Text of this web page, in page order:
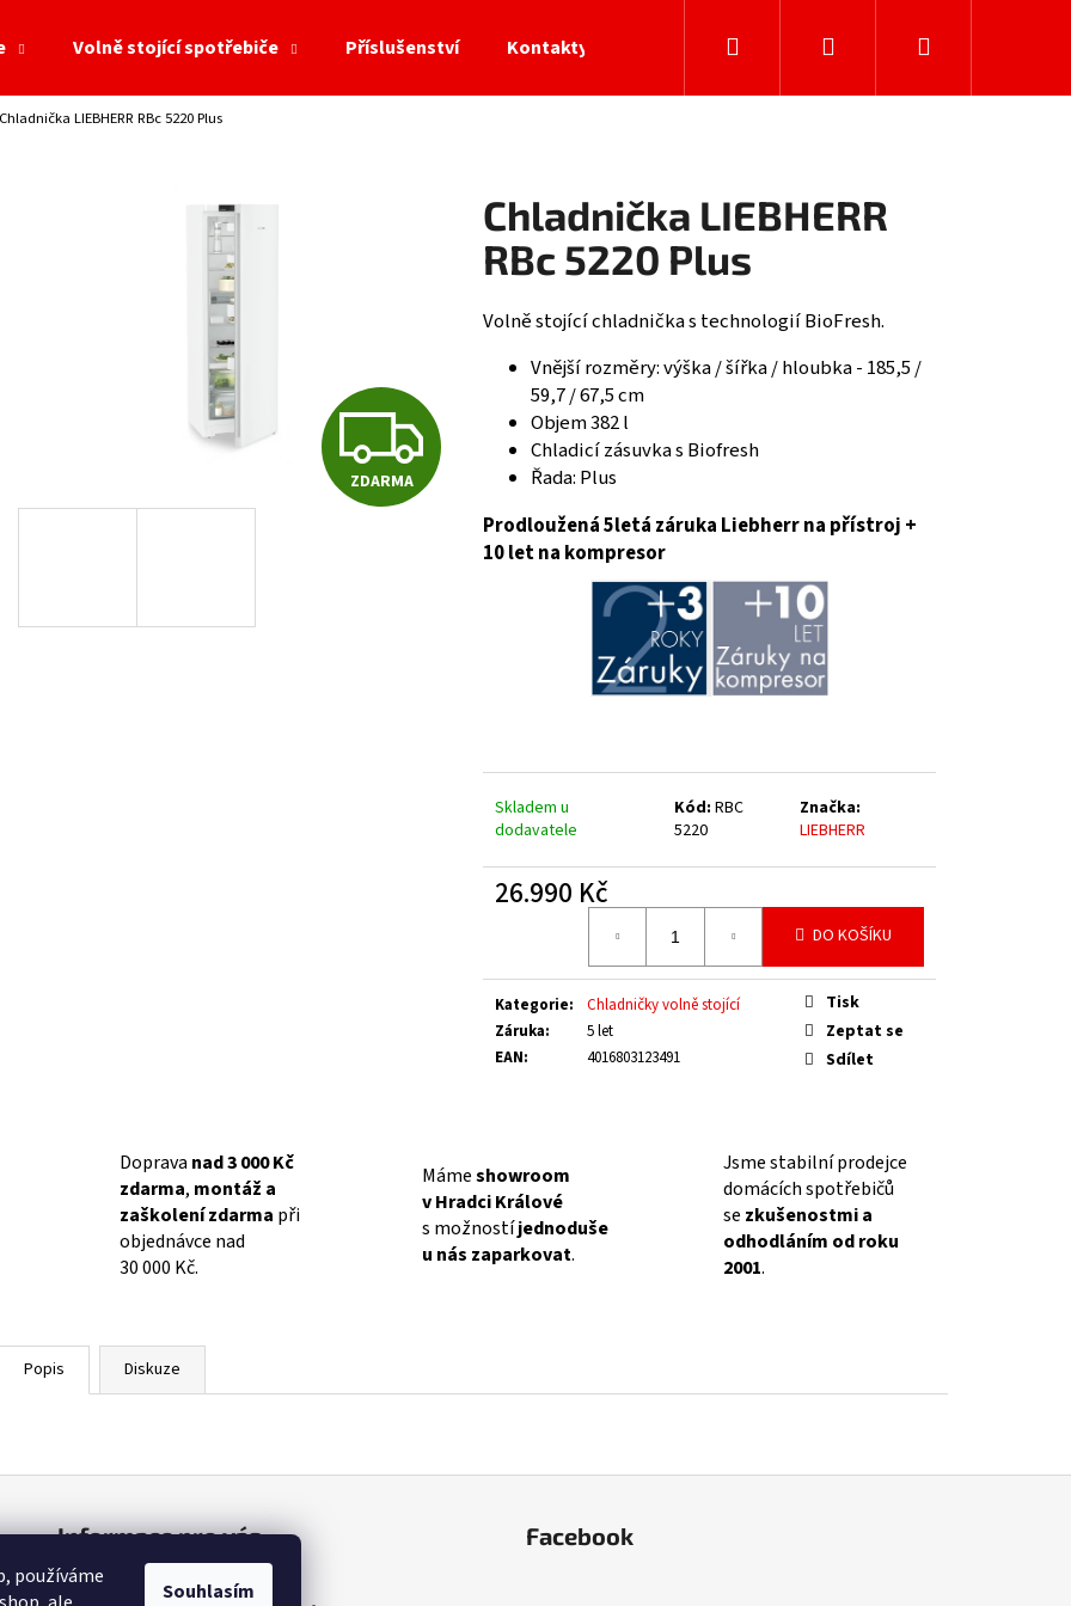
používáme
Souhlasím
Volně stojící spotřebiče Příslušenství Kontakty Hledat PřihlášeníNákupní
Chladnička LIEBHERR RBc 5220 Plus
Chladnička LIEBHERR
RBc 5220 Plus
Volně stojící chladnička s technologií BioFresh.
Vnější rozměry: výška / šířka / hloubka - 185,5 /
59,7 / 67,5 cm
Objem 382 l
Chladicí zásuvka s Biofresh
Řada: Plus
Prodloužená 5letá záruka Liebherr na přístroj +
10 let na kompresor
Skladem u
dodavatele
Kód: RBC
5220
Značka:
LIEBHERR
26.990 Kč
DO KOŠÍKU
Kategorie:
Chladničky volně stojící
Záruka:
5 let
EAN: 4016803123491
Tisk
Zeptat se
Sdílet
Z
D
M
ZDARMA
Doprava nad 3 000 Kč
zdarma, montáž a
zaškolení zdarma při
objednávce nad
30 000 Kč.
Mámeshowroom
v Hradci Králové
s možnostíjednoduše
u nás zaparkovat.
Jsme stabilní prodejce
domácích spotřebičů
se zkušenostmi a
odhodláním od roku
2001.
Popis Diskuze
Co potřebujete najít?
Doporučujeme
Informace pro vás
Obchodní podmínky
Facebook